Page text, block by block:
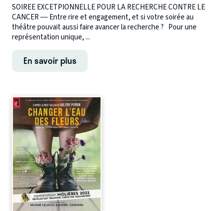
SOIREE EXCETPIONNELLE POUR LA RECHERCHE CONTRE LE
CANCER — Entre rire et engagement, et si votre soirée au
théâtre pouvait aussi faire avancer la recherche ? Pour une
représentation unique, ...
En savoir plus